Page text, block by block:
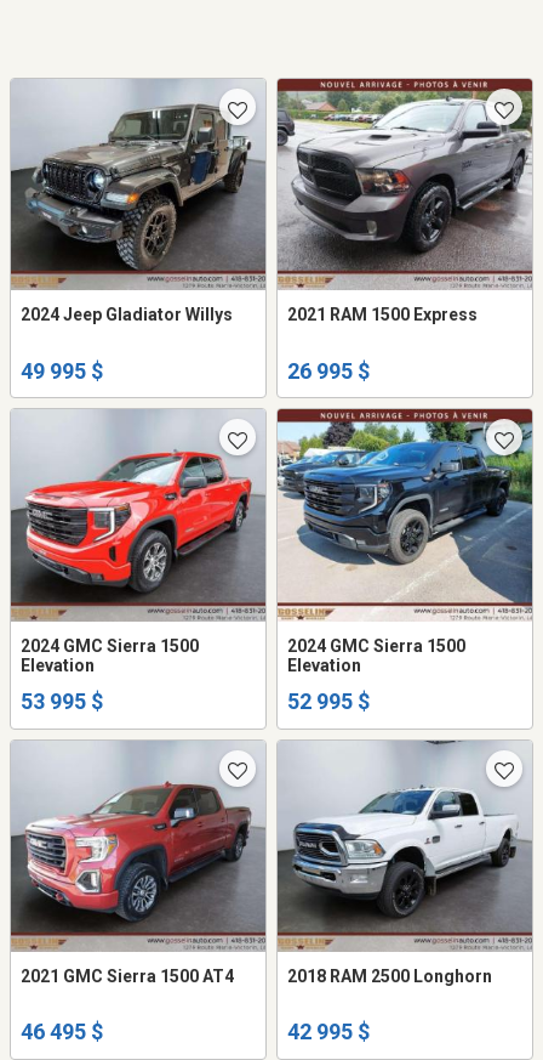
2024 Jeep Gladiator Willys
49 995 $
2021 RAM 1500 Express
26 995 $
2024 GMC Sierra 1500
Elevation
53 995 $
2024 GMC Sierra 1500
Elevation
52 995 $
2021 GMC Sierra 1500 AT4
46 495 $
2018 RAM 2500 Longhorn
42 995 $